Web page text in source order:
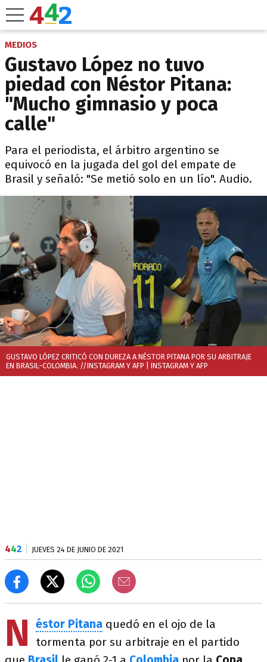
MEDIOS
Gustavo López no tuvo
piedad con Néstor Pitana:
"Mucho gimnasio y poca
calle"
Para el periodista, el árbitro argentino se
equivocó en la jugada del gol del empate de
Brasil y señaló: "Se metió solo en un lío". Audio.
GUSTAVO LÓPEZ CRITICÓ CON DUREZA A NÉSTOR PITANA POR SU ARBITRAJE
EN BRASIL-COLOMBIA. //INSTAGRAM Y AFP | INSTAGRAM Y AFP
442 JUEVES 24 DE JUNIO DE 2021
N éstor Pitana quedó en el ojo de la
tormenta por su arbitraje en el partido